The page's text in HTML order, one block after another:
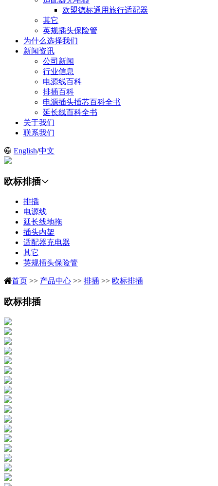
欧盟德标通用旅行适配器
其它
英规插头保险管
为什么选择我们
新闻资讯
公司新闻
行业信息
电源线百科
排插百科
电源插头插芯百科全书
延长线百科全书
关于我们
联系我们
English/中文
欧标排插
排插
电源线
延长线地拖
插头内架
适配器充电器
其它
英规插头保险管
首页 >> 产品中心 >> 排插 >> 欧标排插
欧标排插